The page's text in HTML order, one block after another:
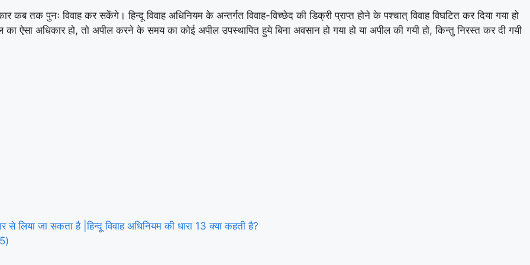
कब तक पुनः विवाह कर सकेंगे। हिन्दू विवाह अधिनियम के अन्तर्गत विवाह-विच्छेद की डिक्री प्राप्त होने के पश्चात् विवाह विघटित कर दिया गया हो
ऐसा अधिकार हो, तो अपील करने के समय का कोई अपील उपस्थापित हुये बिना अवसान हो गया हो या अपील की गयी हो, किन्तु निरस्त कर दी गयी
लिया जा सकता है |हिन्दू विवाह अधिनियम की धारा 13 क्या कहती है?